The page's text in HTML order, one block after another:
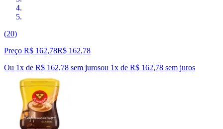
(20)
Preço R$ 162,78R$ 162,78
Ou 1x de R$ 162,78 sem jurosou 1x de R$ 162,78 sem juros